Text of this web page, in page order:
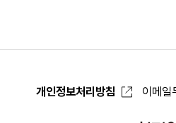
개인정보처리방침 이메일